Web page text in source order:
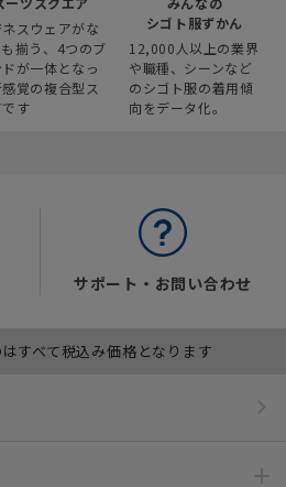
ネスウェアがな
揃う、4つのブ
ドが一体となっ
覚の複合型ス
です
シゴト服ずかん
12,000人以上の業界
や職種、シーンなど
のシゴト服の着用傾
向をデータ化。
サポート・お問い合わせ
すべて税込み価格となります